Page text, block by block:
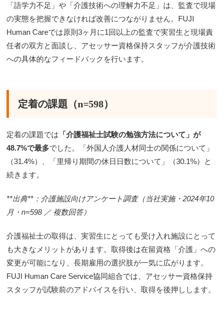
「語学力不足」や「介護技術への理解力不足」は、監査で現場
の実態を把握できなければ改善につながりません。FUJI
Human Careでは原則3ヶ月に1回以上の監査で実習生と現場責
任者の双方と面談し、アセッサー資格保持スタッフが介護技術
への具体的なフィードバックを行います。
定着の課題（n=598）
定着の課題では 「介護福祉士試験の勉強方法について」が
48.7%で最多でした。「外国人介護人材同士の関係について」
（31.4%）、「里帰り期間の休日日数について」（30.1%）と
続きます。
**出典**：介護施設向けアンケート調査（当社実施・2024年10
月・n=598 ／ 複数回答）
介護福祉士の取得は、実習生にとっても受け入れ施設にとって
も大きなメリットがあります。取得後は在留資格「介護」への
変更が可能になり、長期雇用の選択肢が一気に広がります。
FUJI Human Care Service協同組合では、アセッサー資格保持
スタッフが試験前のアドバイスを行い、取得を後押しします。